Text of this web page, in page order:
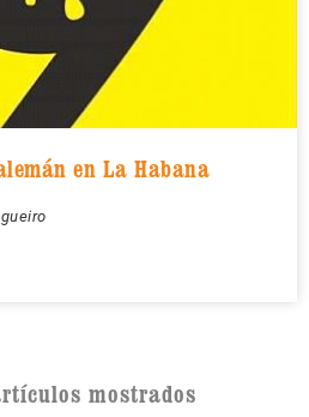
en La Habana
mostrados